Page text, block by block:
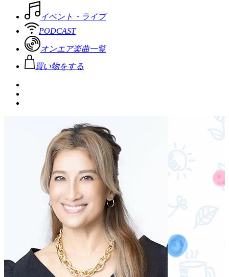
イベント・ライブ
PODCAST
オンエア楽曲一覧
買い物をする